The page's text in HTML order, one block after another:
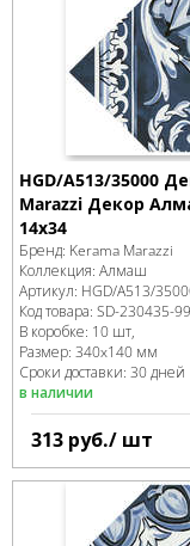
HGD/A513/35000
Marazzi Декор
14х34
Бренд: Kerama Marazzi
Коллекция: Алмаш
Артикул: HGD/A513/
Код товара: SD-230435-99
В коробке: 10 шт,
Размер: 340x140 мм
Сроки доставки: 30 дней
в наличии
313 руб./ шт